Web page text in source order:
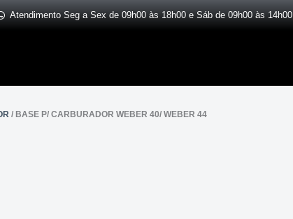
Atendimento Seg a Sex de 09h00 às 18h00 e Sáb de 09h00 às 14h00
/ BASE P/ CARBURADOR WEBER 40/ WEBER 44